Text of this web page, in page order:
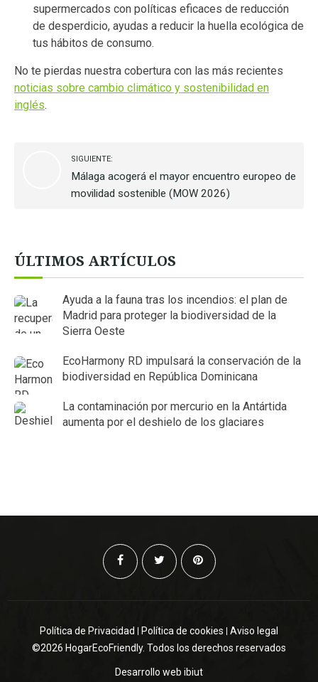
supermercados con políticas eficaces de reducción
de desperdicio, ayudas a reducir la huella ecológica de
tus hábitos de consumo.
No te pierdas nuestra cobertura con las más recientes
noticias sobre cambio climático y sostenibilidad en
inglés.
SIGUIENTE:
Málaga acogerá el mayor encuentro europeo de
movilidad sostenible (MOW 2026)
ÚLTIMOS ARTÍCULOS
Ayuda a la fauna tras los incendios: el plan de
Madrid para proteger la biodiversidad de la
Sierra Oeste
EcoHarmony RD impulsará la conservación de la
biodiversidad en República Dominicana
La contaminación por mercurio en la Antártida
aumenta por el deshielo de los glaciares
Política de Privacidad Política de cookies
Aviso legal
©2026 HogarEcoFriendly. Todos los derechos reservados
Desarrollo web ibiut